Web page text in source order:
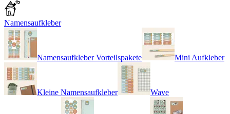
Namensaufkleber
Namensaufkleber Vorteilspakete Mini Aufkleber
Kleine Namensaufkleber Wave